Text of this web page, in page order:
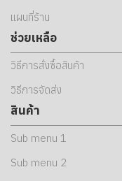
แผนที่ร้าน
ช่วยเหลือ
วิธีการสั่งซื้อสินค้า
วิธีการจัดส่ง
สินค้า
Sub menu 1
Sub menu 2